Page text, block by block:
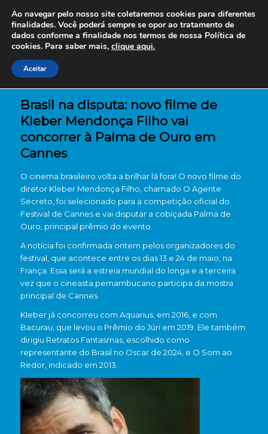
Brasil na disputa: novo filme de
Kleber Mendonça Filho vai
concorrer à Palma de Ouro em
Cannes
O cinema brasileiro volta a brilhar lá fora! O novo filme do
diretor Kleber Mendonça Filho, chamado O Agente
Secreto, foi selecionado para a competição oficial do
Festival de Cannes e vai disputar a cobiçada Palma de
Ouro, principal prêmio do evento.
A notícia foi confirmada ontem pelos organizadores do
festival, que acontece entre os dias 13 e 24 de maio, na
França. Essa será a estreia mundial do longa e a terceira
vez que o cineasta pernambucano participa da mostra
principal de Cannes.
Kleber já concorreu com Aquarius, em 2016, e com
Bacurau, que levou o Prêmio do Júri em 2019. Ele também
dirigiu Retratos Fantasmas, escolhido como
representante do Brasil no Oscar de 2024, e O Som ao
Redor, indicado em 2013.
Ao navegar pelo nosso site coletaremos cookies para diferentes
finalidades. Você poderá sempre se opor ao tratamento de
dados conforme a finalidade nos termos de nossa Política de
cookies. Para saber mais, clique aqui.
Aceitar